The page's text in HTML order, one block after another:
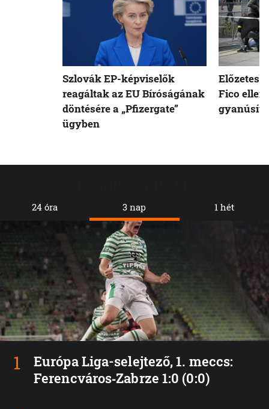
24 óra 3 nap
Európa Liga-selejtező, 1. meccs:
Ferencváros‑Zabrze 1:0 (0:0)
1 hét
Szlovák EP-képviselők
reagáltak az EU Bíróságának
döntésére a „Pfizergate”
ügyben
Fico